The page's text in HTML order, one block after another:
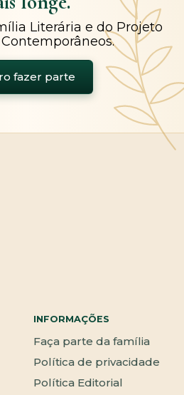
Literária e do Projeto
fazer parte
INFORMAÇÕES
Faça parte da família
Política de privacidade
Política Editorial